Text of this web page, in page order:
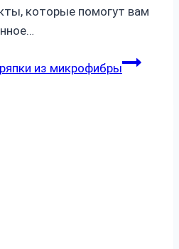
которые помогут вам
из микрофибры